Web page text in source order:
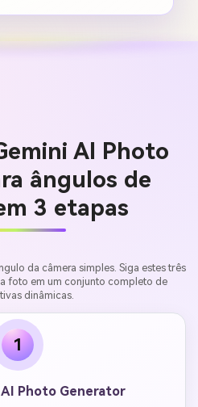
AI Photo
ângulos de
3 etapas
da câmera simples. Siga estes três
foto em um conjunto completo de
dinâmicas.
1
Photo Generator